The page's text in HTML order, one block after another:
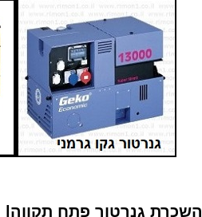
השכרת גנרטור פתח תקווה|